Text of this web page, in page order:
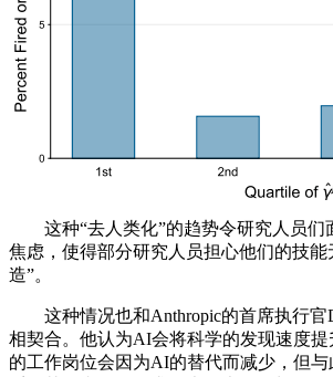
这种“去人类化”的趋势令研究人员们
焦虑，使得部分研究人员担心他们的技能
造”。
这种情况也和Anthropic的首席执行官
相契合。他认为AI会将科学的发现速度提
的工作岗位会因为AI的替代而减少，但